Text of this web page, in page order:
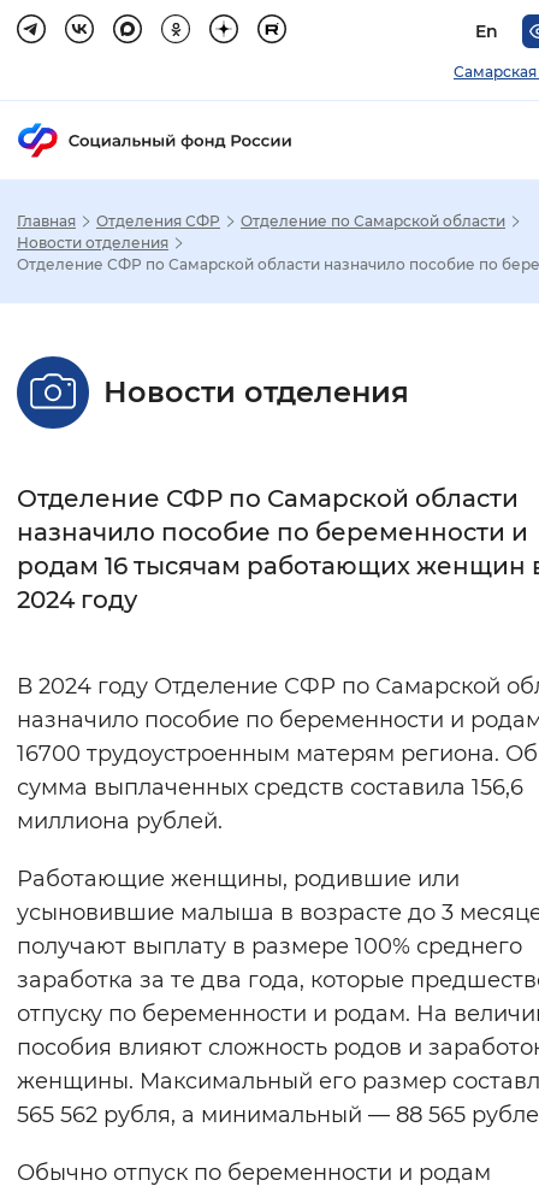
En
Самарская
Настройка режима отображения
Стандартный Увеличенный
Без засечек
Интервал между буквами
Цвет сайта
Монохромный Инверсивный
Синий фон
Включены Выключены
Воспроизвести Остановить
Вернуть стандартные настройки
Главная Отделения СФР
Отделение по Самарской области
Новости отделения
Отделение СФР по Самарской области назначило пособие по
Новости отделения
Отделение СФР по Самарской области
назначило пособие по беременности и
родам 16 тысячам работающих женщин
2024 году
В 2024 году Отделение СФР по Самарской
назначило пособие по беременности и
16700 трудоустроенным матерям региона.
сумма выплаченных средств составила 156,6
миллиона рублей.
Работающие женщины, родившие или
усыновившие малыша в возрасте до 3
получают выплату в размере 100% среднего
заработка за те два года, которые
отпуску по беременности и родам. На
пособия влияют сложность родов и
женщины. Максимальный его размер
565 562 рубля, а минимальный — 88 565
Обычно отпуск по беременности и родам